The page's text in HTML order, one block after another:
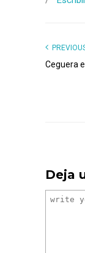
Ceguera
Deja